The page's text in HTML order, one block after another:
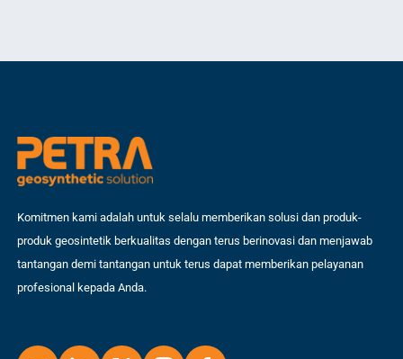
Komitmen kami adalah untuk selalu memberikan solusi dan produk-
produk geosintetik berkualitas dengan terus berinovasi dan menjawab
tantangan demi tantangan untuk terus dapat memberikan pelayanan
profesional kepada Anda.